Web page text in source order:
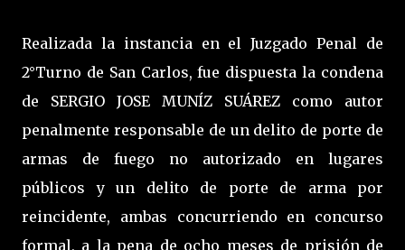
Realizada la instancia en el Juzgado Penal de
2°Turno de San Carlos, fue dispuesta la condena
de SERGIO JOSE MUNÍZ SUÁREZ como autor
penalmente responsable de un delito de porte de
armas de fuego no autorizado en lugares
públicos y un delito de porte de arma por
reincidente, ambas concurriendo en concurso
formal, a la pena de ocho meses de prisión de